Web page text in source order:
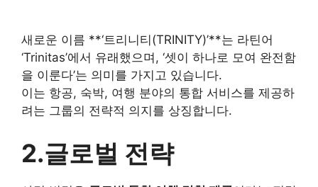
새로운 이름 **‘트리니티(TRINITY)’**는 라틴어
‘Trinitas’에서 유래했으며, ‘셋이 하나로 모여 완전함
을 이룬다’는 의미를 가지고 있습니다.
이는 항공, 숙박, 여행 분야의 통합 서비스를 제공하
려는 그룹의 전략적 의지를 상징합니다.
2.글로벌 전략